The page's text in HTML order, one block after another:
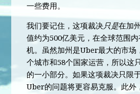
一些费用。
我们要记住，这项裁决只是在加
值约为500亿美元，在全球范围
机。虽然加州是Uber最大的市场
个城市和58个国家运营，所以这
的一小部分。如果这项裁决只限
Uber的问题将更容易克服。此外